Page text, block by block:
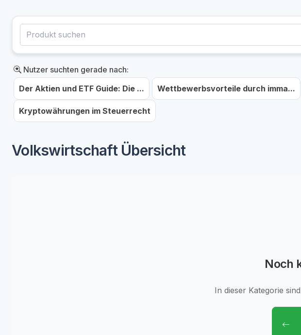
Nutzer suchten gerade nach:
Der Aktien und ETF Guide: Die ...
Wettbewerbsvorteile durch imma...
Kryptowährungen im Steuerrecht
Volkswirtschaft Übersicht
Noch
In dieser Kategorie